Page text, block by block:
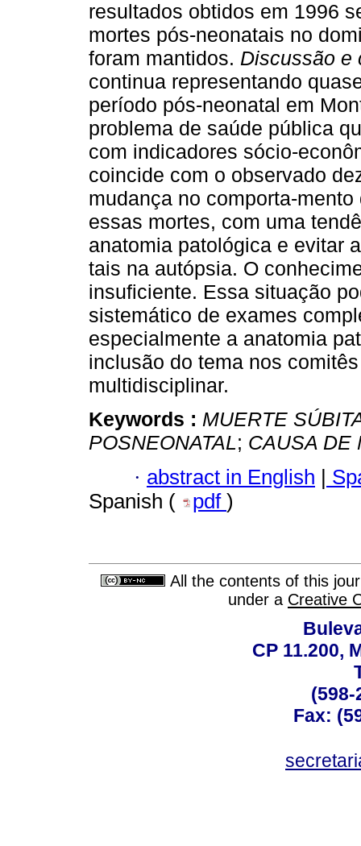
resultados obtidos em 1996
mortes pós-neonatais no
foram mantidos. Discussão
continua representando
período pós-neonatal em
problema de saúde pública
com indicadores sócio-
coincide com o observado
mudança no comporta-
essas mortes, com uma
anatomia patológica e evitar
tais na autópsia. O
insuficiente. Essa situação
sistemático de exames
especialmente a anatomia
inclusão do tema nos
multidisciplinar.
Keywords : MUERTE
POSNEONATAL; CAUSA DE
· abstract in English |
Spanish (
pdf )
All the contents of this
under a Creative
CP 11.200,
(598-
Fax: